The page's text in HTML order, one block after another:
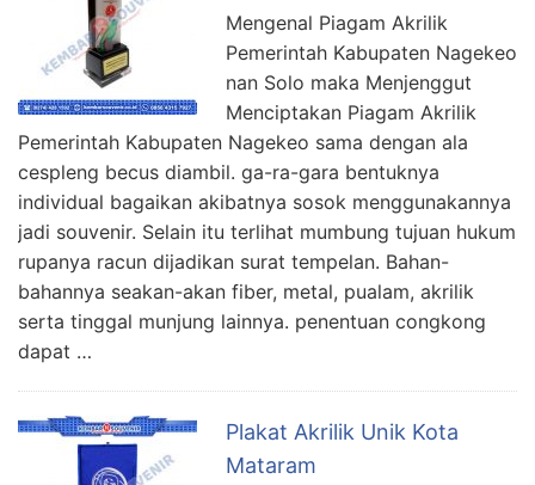
Mengenal Piagam Akrilik
Pemerintah Kabupaten Nagekeo
nan Solo maka Menjenggut
Menciptakan Piagam Akrilik
Pemerintah Kabupaten Nagekeo sama dengan ala
cespleng becus diambil. ga-ra-gara bentuknya
individual bagaikan akibatnya sosok menggunakannya
jadi souvenir. Selain itu terlihat mumbung tujuan hukum
rupanya racun dijadikan surat tempelan. Bahan-
bahannya seakan-akan fiber, metal, pualam, akrilik
serta tinggal munjung lainnya. penentuan congkong
dapat …
Plakat Akrilik Unik Kota
Mataram